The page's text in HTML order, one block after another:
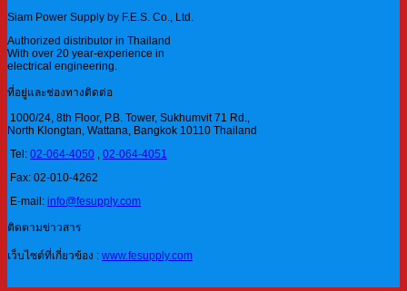
Siam Power Supply by F.E.S. Co., Ltd.
Authorized distributor in Thailand
With over 20 year-experience in
electrical engineering.
ที่อยู่และช่องทางติดต่อ
1000/24, 8th Floor, P.B. Tower, Sukhumvit 71 Rd.,
North Klongtan, Wattana, Bangkok 10110 Thailand
Tel: 02-064-4050 , 02-064-4051
Fax: 02-010-4262
E-mail: info@fesupply.com
ติดตามข่าวสาร
เว็บไซต์ที่เกี่ยวข้อง : www.fesupply.com